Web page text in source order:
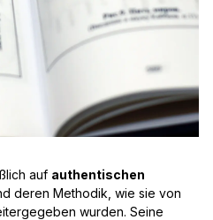
auf authentischen
deren Methodik, wie sie von
wurden. Seine